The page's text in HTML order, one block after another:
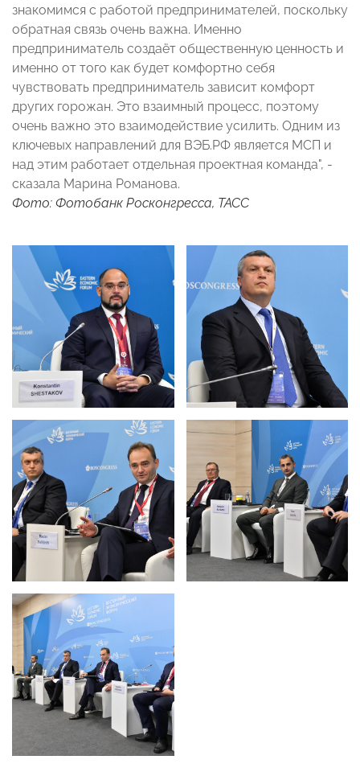
знакомимся с работой предпринимателей, поскольку
обратная связь очень важна. Именно
предприниматель создаёт общественную ценность и
именно от того как будет комфортно себя
чувствовать предприниматель зависит комфорт
других горожан. Это взаимный процесс, поэтому
очень важно это взаимодействие усилить. Одним из
ключевых направлений для ВЭБ.РФ является МСП и
над этим работает отдельная проектная команда", -
сказала Марина Романова.
Фото: Фотобанк Росконгресса, ТАСС